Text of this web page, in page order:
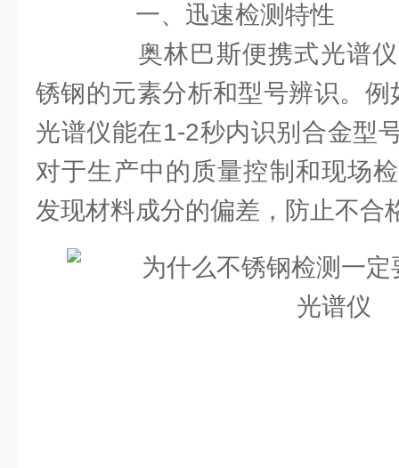
一、迅速检测特性
奥林巴斯便携式光谱仪
锈钢的元素分析和型号辨识。
光谱仪能在1-2秒内识别合金型
对于生产中的质量控制和现场
发现材料成分的偏差，防止不合